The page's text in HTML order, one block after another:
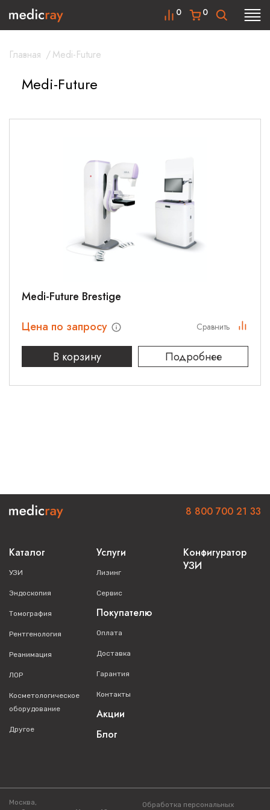
0
0
Главная /Medi-Future
Medi-Future
Medi-Future Brestige
Цена по запросу
В корзину
Подробнее
Сравнить
Каталог
УЗИ
Эндоскопия
Томография
Рентгенология
Реанимация
ЛОР
Косметологическое
оборудование
Другое
Услуги
Лизинг
Сервис
Покупателю
Оплата
Доставка
Гарантия
Контакты
Акции
Блог
Конфигуратор
УЗИ
8 800 700 21 33
Москва,
Обработка персональных